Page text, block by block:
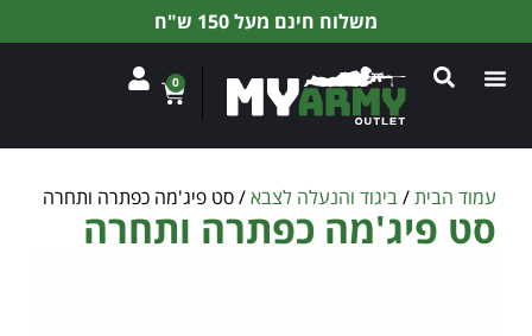
משלוח חינם מעל 150 ש"ח
0
עמוד הבית/ביגוד והנעלה לצבא/ סט פיג'מה כפתרה ותחרה
סט פיג'מה כפתרה ותחרה